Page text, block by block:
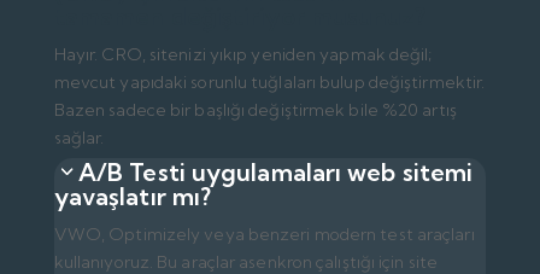
Hayır. CRO, sitenizi yıkıp yeniden yapmak değil;
mevcut yapıdaki sorunlu tuğlaları bulup değiştirmektir.
Bazen sadece bir başlığı değiştirmek bile %20 artış
sağlar.
A/B Testi uygulamaları web sitemi
yavaşlatır mı?
VWO, Optimizely veya benzeri modern test araçları
kullanıyoruz. Bu araçlar asenkron çalıştığı için site